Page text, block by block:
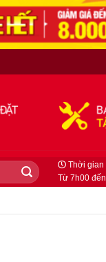
Thời gian
Từ 7h00